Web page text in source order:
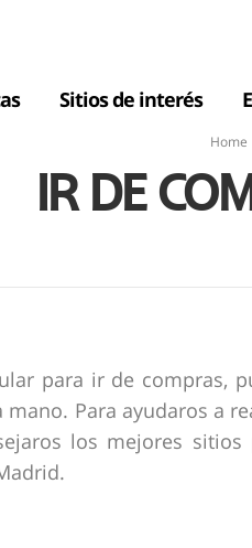
Sitios de interés
Home
IR DE
para ir de compras,
Para ayudaros a
los mejores